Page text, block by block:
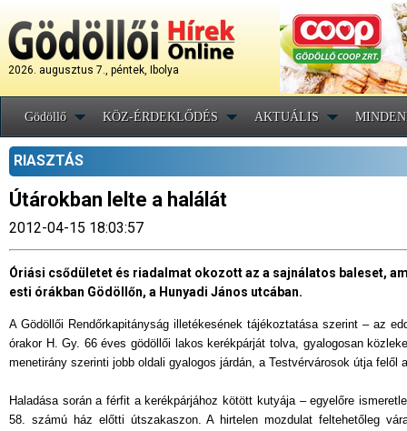
2026. augusztus 7., péntek, Ibolya
Gödöllő KÖZ-ÉRDEKLŐDÉS AKTUÁLIS
RIASZTÁS
Útárokban lelte a halálát
2012-04-15 18:03:57
Óriási csődületet és riadalmat okozott az a sajnálatos baleset,
esti órákban Gödöllőn, a Hunyadi János utcában.
A Gödöllői Rendőrkapitányság illetékesének tájékoztatása szerint – az
órakor H. Gy. 66 éves gödöllői lakos kerékpárját tolva, gyalogosan
menetirány szerinti jobb oldali gyalogos járdán, a Testvérvárosok útja felől
Haladása során a férfit a kerékpárjához kötött kutyája – egyelőre
58. számú ház előtti útszakaszon. A hirtelen mozdulat feltehetőleg